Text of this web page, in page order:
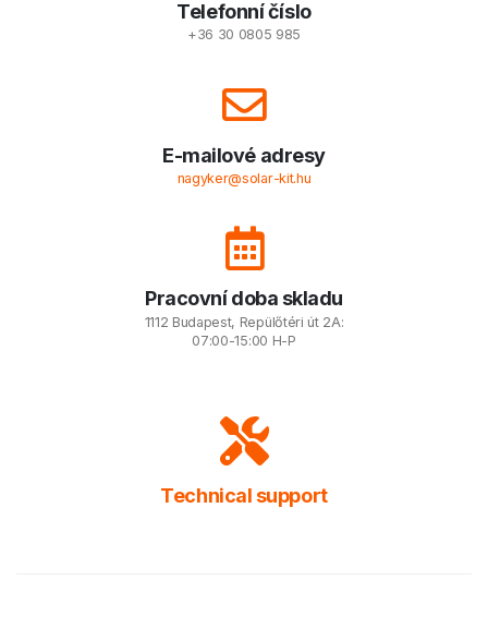
Telefonní číslo
+36 30 0805 985
E-mailové adresy
nagyker@solar-kit.hu
Pracovní doba skladu
1112 Budapest, Repülőtéri út 2A:
07:00-15:00 H-P
Technical support